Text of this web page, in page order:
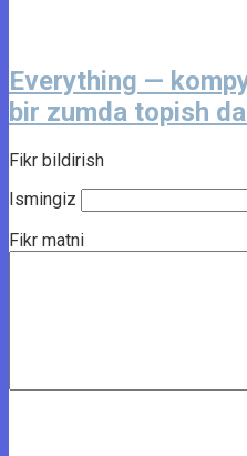
Everything —
bir zumda topish
Fikr bildirish
Ismingiz
Fikr matni